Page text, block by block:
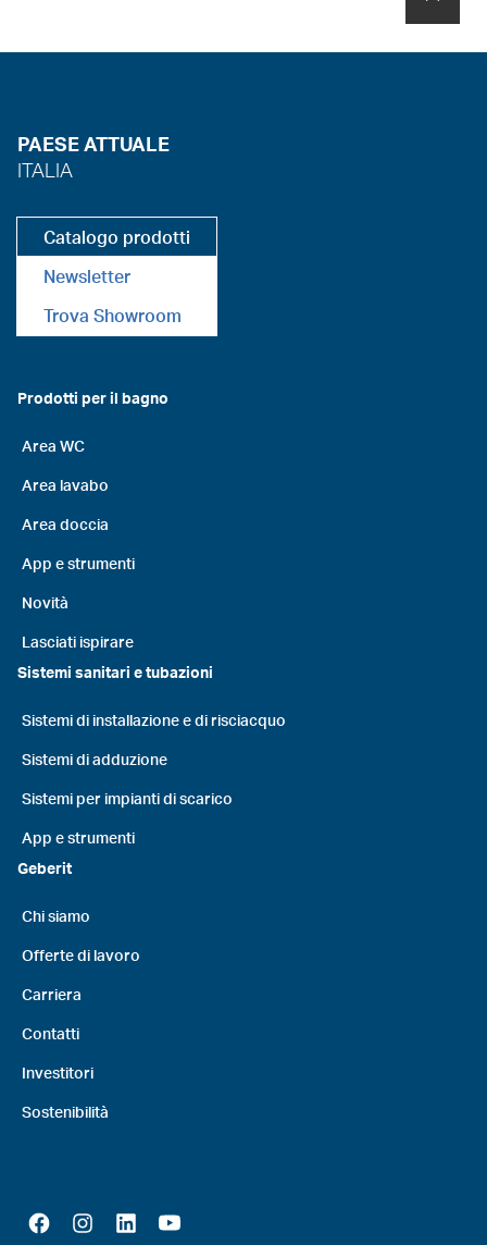
PAESE ATTUALE
ITALIA
Catalogo prodotti
Newsletter
Trova Showroom
Prodotti per il bagno
Area WC
Area lavabo
Area doccia
App e strumenti
Novità
Lasciati ispirare
Sistemi sanitari e tubazioni
Sistemi di installazione e di risciacquo
Sistemi di adduzione
Sistemi per impianti di scarico
App e strumenti
Geberit
Chi siamo
Offerte di lavoro
Carriera
Contatti
Investitori
Sostenibilità